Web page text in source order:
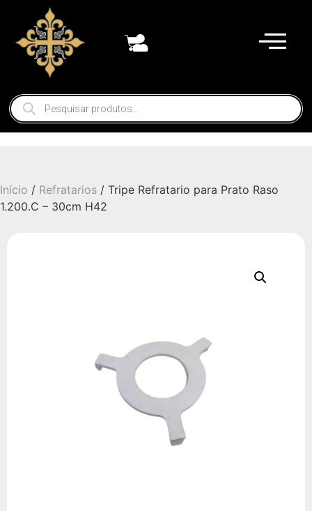
Início / Refratarios / Tripe Refratario para Prato Raso
1.200.C – 30cm H42